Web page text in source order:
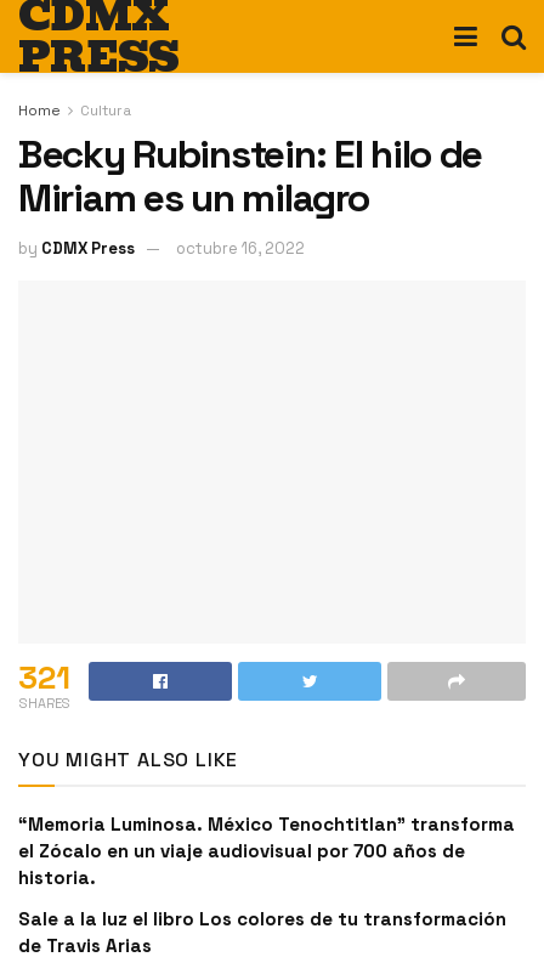
CDMX
PRESS
Home Cultura
Becky Rubinstein: El hilo de
Miriam es un milagro
by CDMX Press octubre 16, 2022
321
SHARES
YOU MIGHT ALSO LIKE
“Memoria Luminosa. México Tenochtitlan” transforma
el Zócalo en un viaje audiovisual por 700 años de
historia.
Sale a la luz el libro Los colores de tu transformación
de Travis Arias